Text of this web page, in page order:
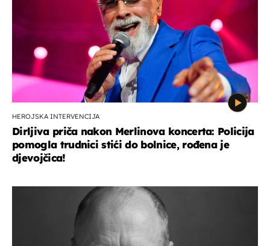
HEROJSKA INTERVENCIJA
Dirljiva priča nakon Merlinova koncerta: Policija
pomogla trudnici stići do bolnice, rođena je
djevojčica!